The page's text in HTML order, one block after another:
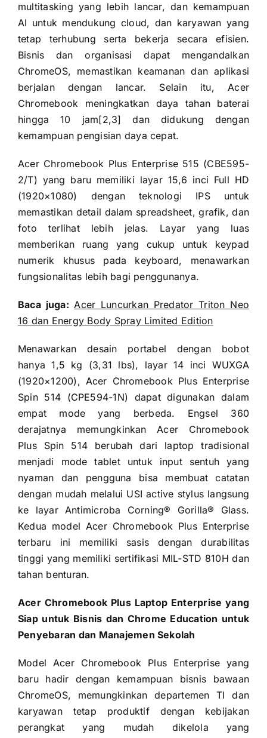
multitasking yang lebih lancar, dan kemampuan
AI untuk mendukung cloud, dan karyawan yang
tetap terhubung serta bekerja secara efisien.
Bisnis dan organisasi dapat mengandalkan
ChromeOS, memastikan keamanan dan aplikasi
berjalan dengan lancar. Selain itu, Acer
Chromebook meningkatkan daya tahan baterai
hingga 10 jam[2,3] dan didukung dengan
kemampuan pengisian daya cepat.
Acer Chromebook Plus Enterprise 515 (CBE595-
2/T) yang baru memiliki layar 15,6 inci Full HD
(1920×1080) dengan teknologi IPS untuk
memastikan detail dalam spreadsheet, grafik, dan
foto terlihat lebih jelas. Layar yang luas
memberikan ruang yang cukup untuk keypad
numerik khusus pada keyboard, menawarkan
fungsionalitas lebih bagi penggunanya.
Baca juga: Acer Luncurkan Predator Triton Neo
16 dan Energy Body Spray Limited Edition
Menawarkan desain portabel dengan bobot
hanya 1,5 kg (3,31 lbs), layar 14 inci WUXGA
(1920×1200), Acer Chromebook Plus Enterprise
Spin 514 (CPE594-1N) dapat digunakan dalam
empat mode yang berbeda. Engsel 360
derajatnya memungkinkan Acer Chromebook
Plus Spin 514 berubah dari laptop tradisional
menjadi mode tablet untuk input sentuh yang
nyaman dan pengguna bisa membuat catatan
dengan mudah melalui USI active stylus langsung
ke layar Antimicroba Corning® Gorilla® Glass.
Kedua model Acer Chromebook Plus Enterprise
terbaru ini memiliki sasis dengan durabilitas
tinggi yang memiliki sertifikasi MIL-STD 810H dan
tahan benturan.
Acer Chromebook Plus Laptop Enterprise yang
Siap untuk Bisnis dan Chrome Education untuk
Penyebaran dan Manajemen Sekolah
Model Acer Chromebook Plus Enterprise yang
baru hadir dengan kemampuan bisnis bawaan
ChromeOS, memungkinkan departemen TI dan
karyawan tetap produktif dengan kebijakan
perangkat yang mudah dikelola yang